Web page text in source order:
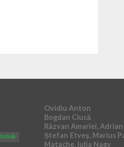
Ovidiu Anton
Bogdan Ciucă
Răzvan Amariei,
Ștefan Etveș, Marius
Matache, Iulia Nagy